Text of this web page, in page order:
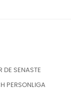
DE SENASTE
PERSONLIGA